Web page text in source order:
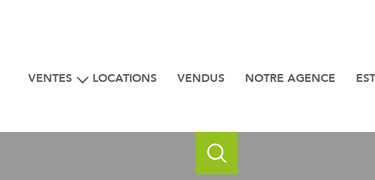
VENTES
Nos biens en bord de mer
LOCATIONS VENDUS NOTRE AGENCE